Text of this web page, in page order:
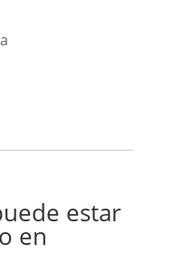
estar
en